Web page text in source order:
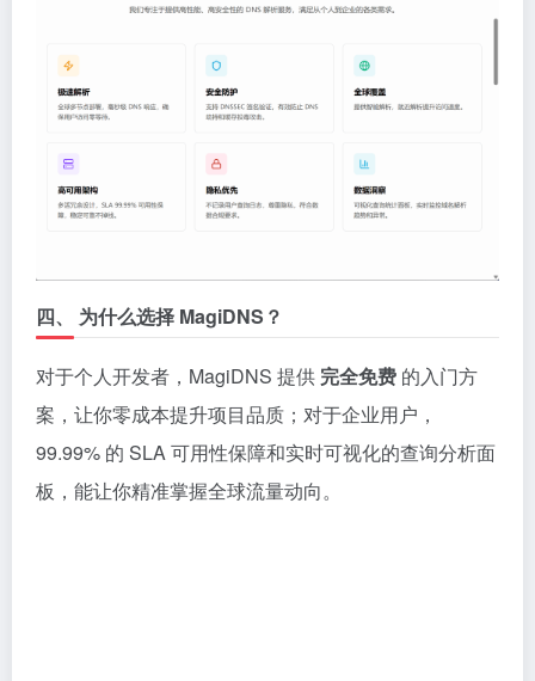
四、 为什么选择 MagiDNS？
对于个人开发者，MagiDNS 提供 完全免费 的入门方
案，让你零成本提升项目品质；对于企业用户，
99.99% 的 SLA 可用性保障和实时可视化的查询分析面
板，能让你精准掌握全球流量动向。